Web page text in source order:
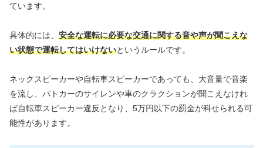
ています。
具体的には、 安全な運転に必要な交通に関する音や声が聞こえな
い状態で運転してはいけないというルールです。
ネックスピーカーや自転車スピーカーであっても、大音量で音楽
を流し、パトカーのサイレンや車のクラクションが聞こえなけれ
ば自転車スピーカー違反となり、5万円以下の罰金が科せられる可
能性があります。